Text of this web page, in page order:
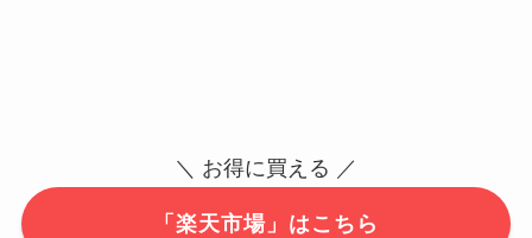
＼ お得に買える ／
「楽天市場」はこちら